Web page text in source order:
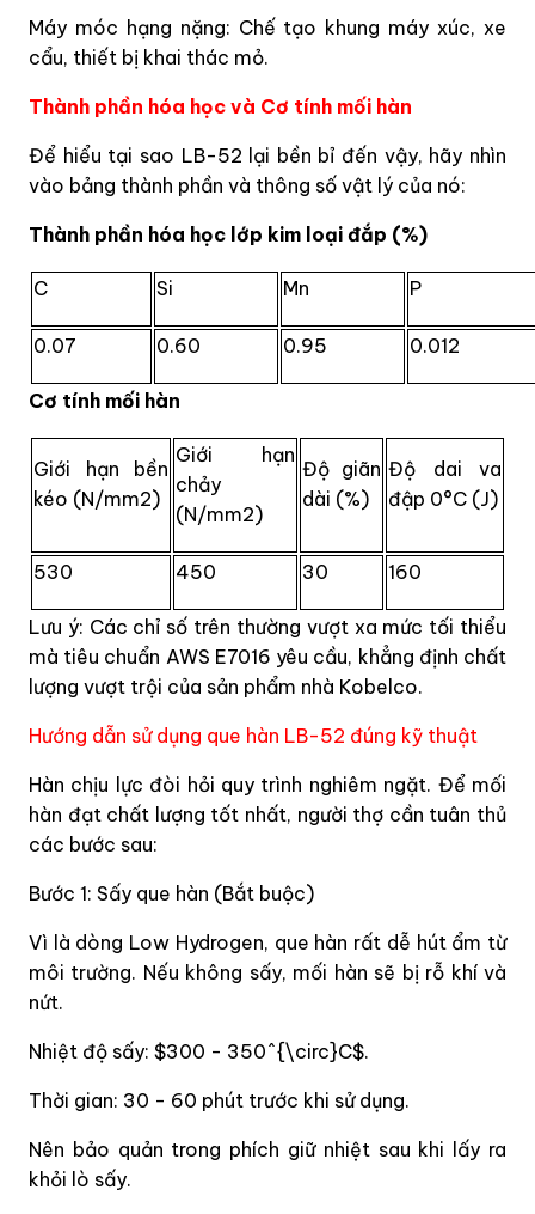
Máy móc hạng nặng: Chế tạo khung máy xúc, xe
cẩu, thiết bị khai thác mỏ.
Thành phần hóa học và Cơ tính mối hàn
Để hiểu tại sao LB-52 lại bền bỉ đến vậy, hãy nhìn
vào bảng thành phần và thông số vật lý của nó:
Thành phần hóa học lớp kim loại đắp (%)
C Si Mn P
0.07 0.60 0.95 0.012
Cơ tính mối hàn
Giới hạn bền
kéo (N/mm2)
Giới hạn
chảy
(N/mm2)
Độ giãn
dài (%)
Độ dai va
đập 0°C (J)
530 450 30 160
Lưu ý: Các chỉ số trên thường vượt xa mức tối thiểu
mà tiêu chuẩn AWS E7016 yêu cầu, khẳng định chất
lượng vượt trội của sản phẩm nhà Kobelco.
Hướng dẫn sử dụng que hàn LB-52 đúng kỹ thuật
Hàn chịu lực đòi hỏi quy trình nghiêm ngặt. Để mối
hàn đạt chất lượng tốt nhất, người thợ cần tuân thủ
các bước sau:
Bước 1: Sấy que hàn (Bắt buộc)
Vì là dòng Low Hydrogen, que hàn rất dễ hút ẩm từ
môi trường. Nếu không sấy, mối hàn sẽ bị rỗ khí và
nứt.
Nhiệt độ sấy: $300 - 350^{\circ}C$.
Thời gian: 30 - 60 phút trước khi sử dụng.
Nên bảo quản trong phích giữ nhiệt sau khi lấy ra
khỏi lò sấy.